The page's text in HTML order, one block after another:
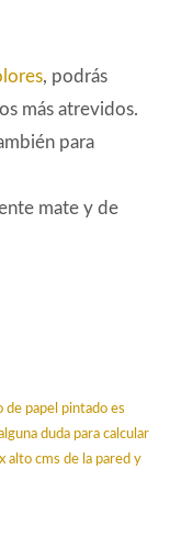
, podrás
más atrevidos.
para
mate y de
de papel pintado es
duda para calcular
alto cms de la pared y